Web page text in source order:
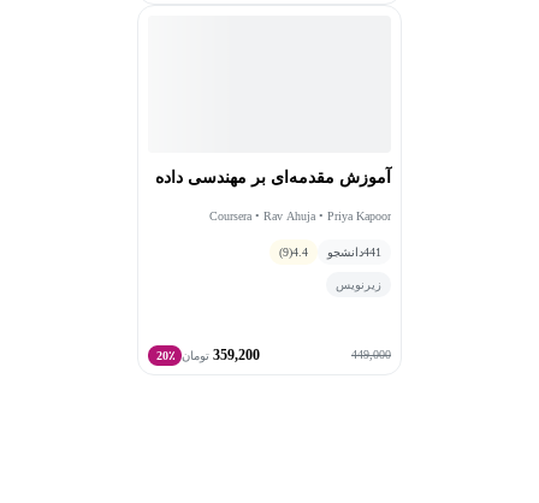
آموزش مقدمه‌ای بر مهندسی داده
Coursera • Rav Ahuja • Priya Kapoor
441دانشجو 4.4
(9)
زیرنویس
449,000
359,200 تومان 20٪